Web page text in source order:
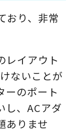
おり、非常
レイアウト
ないことが
ーのポート
し、ACアダ
ありませ